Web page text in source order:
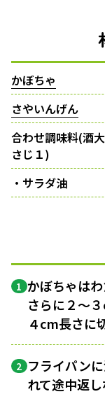
かぼちゃ
さやいんげん
合わせ調味料(酒
さじ１)
・サラダ油
1 かぼちゃは
さらに２〜
４cm長さに
2 フライパン
れて途中返